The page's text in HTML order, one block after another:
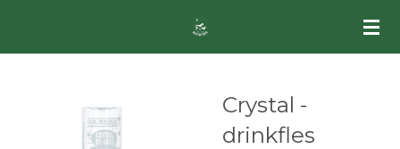
hoofdinhoud
Crystal -
drinkfles